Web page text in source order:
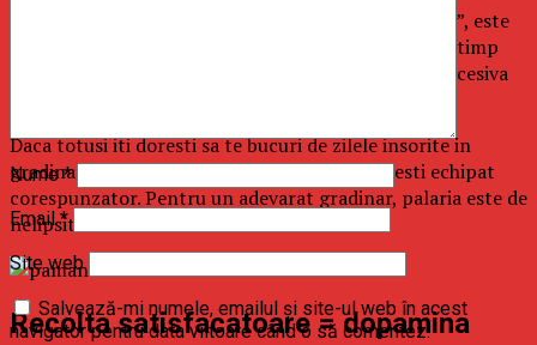
Mai mult de atat, serotonina sau „hormonul fericirii”, este
alimentat de lumina soarelui. Bucura-te de soare in timp
ce-ti ingrijesti gradina, insa nu uita ca expunerea excesiva
Daca totusi iti doresti sa te bucuri de zilele insorite in
gradina si asta te binedispune, asigura-te ca esti echipat
corespunzator. Pentru un adevarat gradinar, palaria este de
nelipsit.
Recolta satisfacatoare = dopamina
Nume*
Email*
Site web
Salvează-mi numele, emailul și site-ul web în acest
navigator pentru data viitoare când o să comentez.